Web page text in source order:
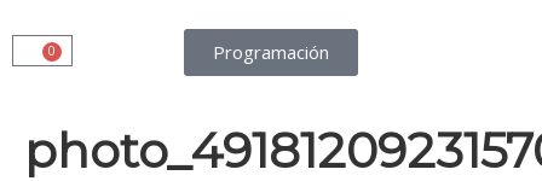
Programación
0